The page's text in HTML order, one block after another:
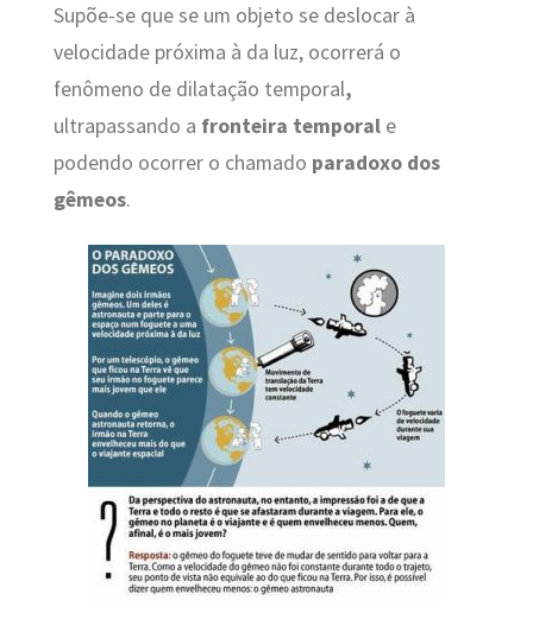
Supõe-se que se um objeto se deslocar à
velocidade próxima à da luz, ocorrerá o
fenômeno de dilatação temporal,
ultrapassando a fronteira temporal e
podendo ocorrer o chamado paradoxo dos
gêmeos.